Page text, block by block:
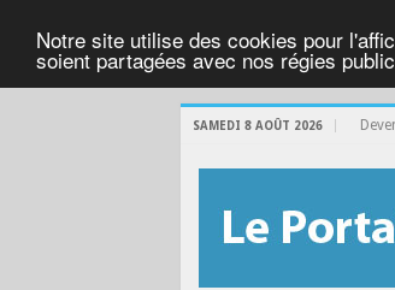
Notre site utilise des cookies pour
soient partagées avec nos régies
SAMEDI 8 AOÛT 2026